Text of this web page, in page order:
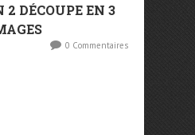
DÉCOUPE EN 3
0 Commentaires